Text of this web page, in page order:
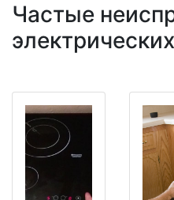
Частые